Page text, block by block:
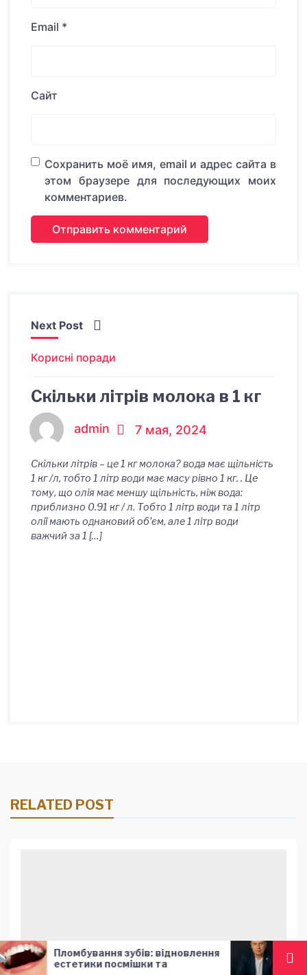
Email *
Сайт
Сохранить моё имя, email и адрес сайта в
этом браузере для последующих моих
комментариев.
Next Post
Корисні поради
Скільки літрів молока в 1 кг
admin 7 мая, 2024
Скільки літрів – це 1 кг молока? вода має щільність
1 кг /л, тобто 1 літр води має масу рівно 1 кг. . Це
тому, що олія має меншу щільність, ніж вода:
приблизно 0.91 кг / л. Тобто 1 літр води та 1 літр
олії мають однаковий об’єм, але 1 літр води
важчий за 1 […]
RELATED POST
відновлення
та
Андрей Добровольский
Cosmobet: Почему